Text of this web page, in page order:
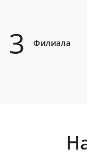
3 Филиала